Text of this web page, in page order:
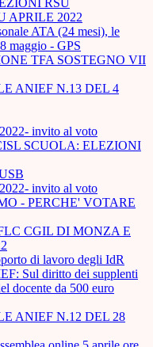
RSU
APRILE 2022
ATA (24 mesi), le
maggio - GPS
TFA SOSTEGNO VII
ANIEF N.13 DEL 4
invito al voto
SCUOLA: ELEZIONI
invito al voto
- PERCHE' VOTARE
CGIL DI MONZA E
di lavoro degli IdR
Sul diritto dei supplenti
docente da 500 euro
ANIEF N.12 DEL 28